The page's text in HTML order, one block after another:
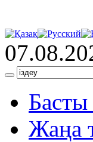
Басты
Жаңа